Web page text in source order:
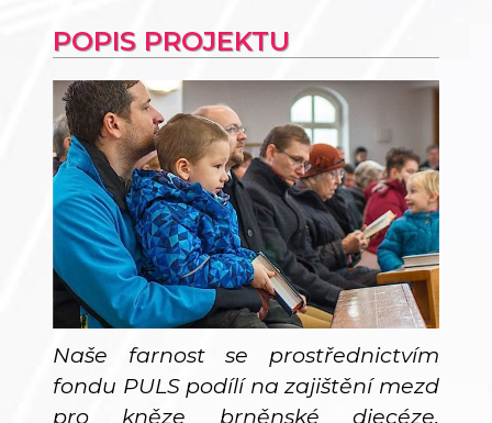
POPIS PROJEKTU
Naše farnost se prostřednictvím
fondu PULS podílí na zajištění mezd
pro kněze brněnské diecéze,